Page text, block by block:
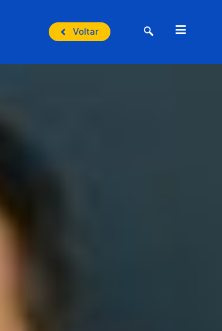
Voltar